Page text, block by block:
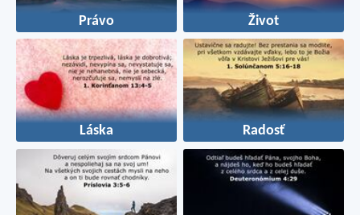
Právo Život
Láska Radosť